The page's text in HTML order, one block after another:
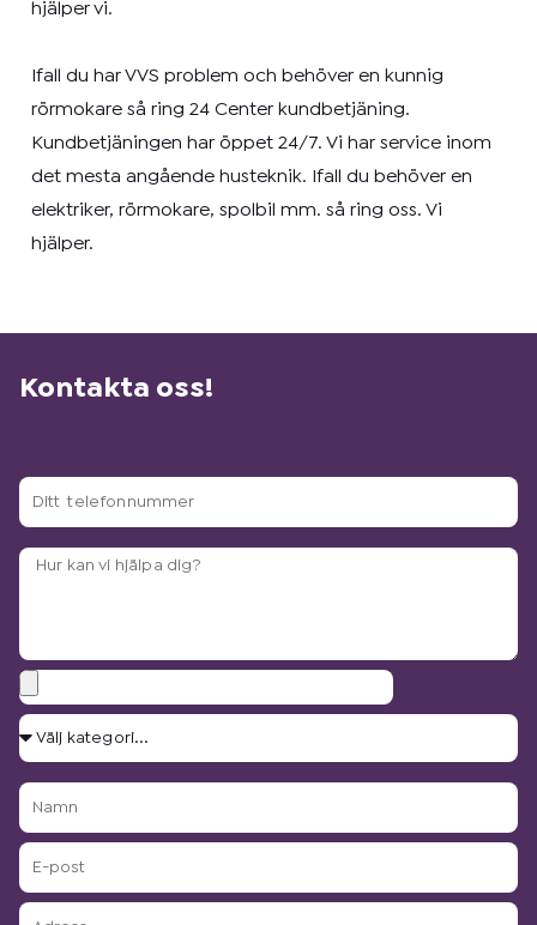
hjälper vi.
Ifall du har VVS problem och behöver en kunnig
rörmokare så ring 24 Center kundbetjäning.
Kundbetjäningen har öppet 24/7. Vi har service inom
det mesta angående husteknik. Ifall du behöver en
elektriker, rörmokare, spolbil mm. så ring oss. Vi
hjälper.
Kontakta oss!
Ditt
Arbetsbeskrivning?
Bilagor
Välj
Namn
E-
post
Adress